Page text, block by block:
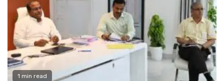
1 min read